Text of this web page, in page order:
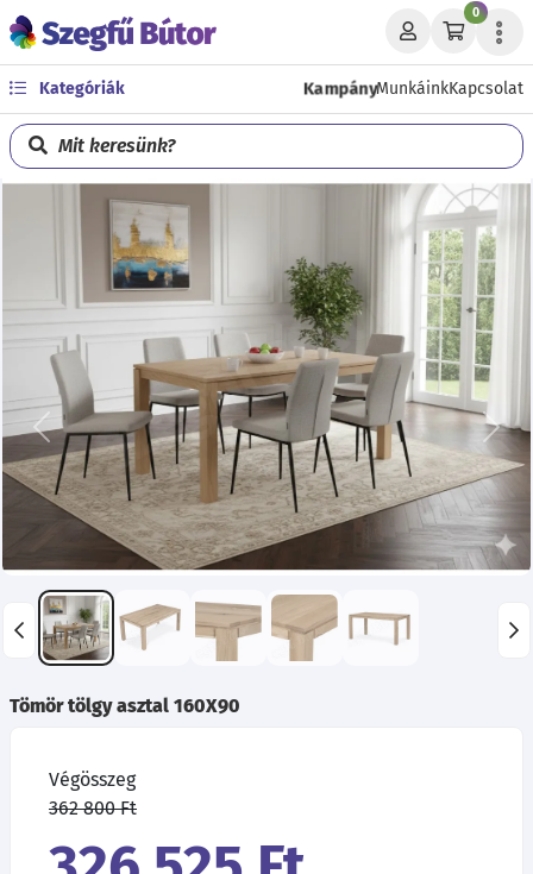
0
Kategóriák KampányMunkáinkKapcsolat
Mit keresünk?
Előző
Tömör tölgy asztal 160X90
Végösszeg
362 800 Ft